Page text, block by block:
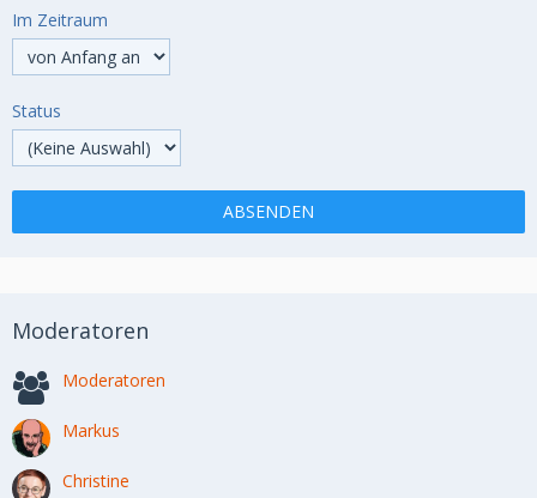
Im Zeitraum
Status
Moderatoren
Moderatoren
Markus
Christine